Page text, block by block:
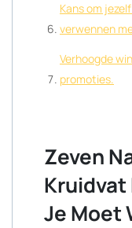
Kans om
verwennen
Verhoogde
promoties.
Zeven
Kruidvat
Je Moet